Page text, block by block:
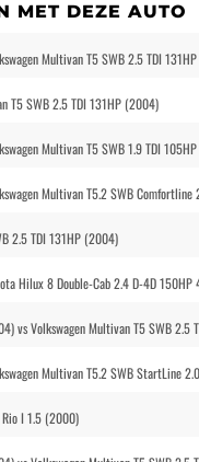
MET DEZE AUTO
Multivan T5 SWB 2.5 TDI
T5 SWB 2.5 TDI 131HP (2004)
Multivan T5 SWB 1.9 TDI
Multivan T5.2 SWB
2.5 TDI 131HP (2004)
Hilux 8 Double-Cab 2.4 D-4D
vs Volkswagen Multivan T5 SWB 2.5
Multivan T5.2 SWB StartLine
Rio I 1.5 (2000)